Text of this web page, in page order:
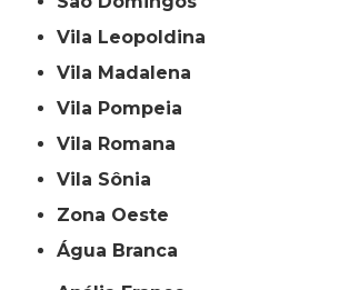
Vila Leopoldina
Vila Madalena
Vila Pompeia
Vila Romana
Vila Sônia
Zona Oeste
Água Branca